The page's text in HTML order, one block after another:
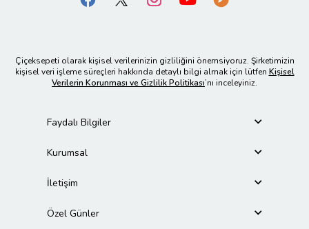
Çiçeksepeti olarak kişisel verilerinizin gizliliğini önemsiyoruz. Şirketimizin
kişisel veri işleme süreçleri hakkında detaylı bilgi almak için lütfen Kişisel
Verilerin Korunması ve Gizlilik Politikası’nı inceleyiniz.
Faydalı Bilgiler
Kurumsal
İletişim
Özel Günler